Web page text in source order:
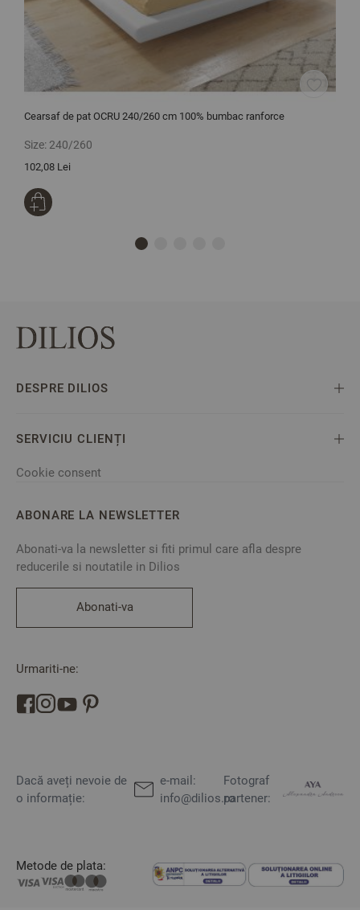
Cearsaf de pat OCRU 240/260 cm 100% bumbac ranforce
Size: 240/260
102,08 Lei
DESPRE DILIOS
SERVICIU CLIENȚI
Cookie consent
ABONARE LA NEWSLETTER
Abonati-va la newsletter si fiti primul care afla despre
reducerile si noutatile in Dilios
Abonati-va
Urmariti-ne:
Dacă aveți nevoie de
o informație:
e-mail:
info@dilios.ro
Fotograf
partener:
Metode de plata: